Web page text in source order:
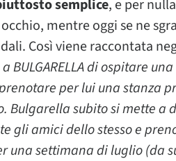
semplice, e per
mentre oggi se ne
Così viene raccontata
a BULGARELLA di ospitare
per lui una stanza
Bulgarella subito si mette a
gli amici dello stesso e
una settimana di luglio (da